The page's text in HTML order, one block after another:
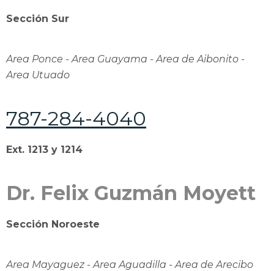
Sección Sur
Area Ponce - Area Guayama - Area de Aibonito -
Area Utuado
787-284-4040
Ext. 1213 y 1214
Dr. Felix Guzmán Moyett
Sección Noroeste
Area Mayaguez - Area Aguadilla - Area de Arecibo